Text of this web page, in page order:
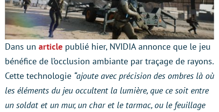
Dans un article publié hier, NVIDIA annonce que le jeu
bénéfice de l’occlusion ambiante par traçage de rayons.
Cette technologie “ajoute avec précision des ombres là où
les éléments du jeu occultent la lumière, que ce soit entre
un soldat et un mur, un char et le tarmac, ou le feuillage